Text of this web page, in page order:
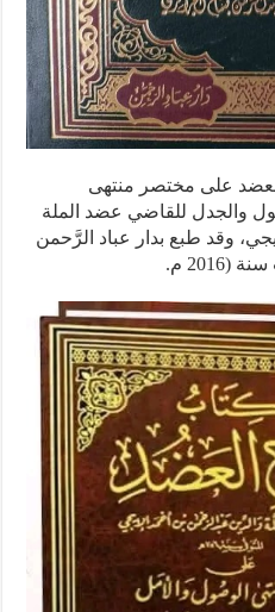
على مختصر منتهى
والجدل للقاضي عضد الملة
وقد طبع بدار عباد الرَّحمن
م.